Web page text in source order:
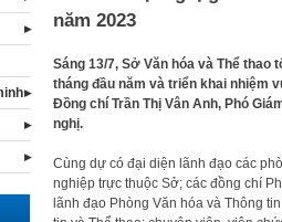
năm 2023
Sáng 13/7, Sở Văn hóa và Thể
tháng đầu năm và triển khai nhiệm
Đồng chí Trần Thị Vân Anh, Phó
nghị.
Cùng dự có đại diện lãnh đạo các
nghiệp trực thuộc Sở; các đồng chí
lãnh đạo Phòng Văn hóa và Thông